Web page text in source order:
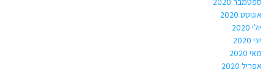
אוגוסט 2020
יולי 2020
יוני 2020
מאי 2020
אפריל 2020